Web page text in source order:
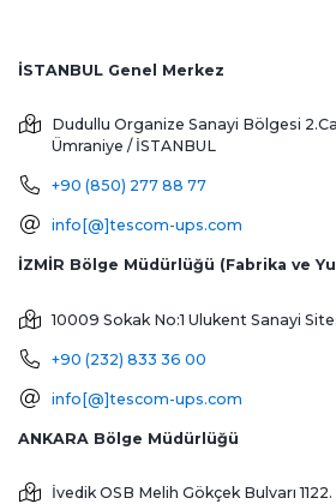
İSTANBUL Genel Merkez
Dudullu Organize Sanayi Bölgesi
Ümraniye / İSTANBUL
+90 (850) 277 88 77
info[@]tescom-ups.com
İZMİR Bölge Müdürlüğü (Fabrika ve
10009 Sokak No:1 Ulukent Sanayi
+90 (232) 833 36 00
info[@]tescom-ups.com
ANKARA Bölge Müdürlüğü
İvedik OSB Melih Gökçek Bulvarı